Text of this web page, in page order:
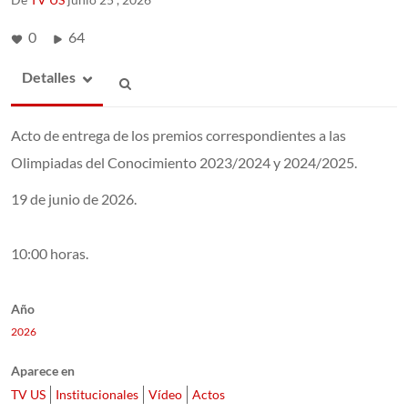
0 64
Detalles
Acto de entrega de los premios correspondientes a las
Olimpiadas del Conocimiento 2023/2024 y 2024/2025.
19 de junio de 2026.
10:00 horas.
Año
2026
Aparece en
TV US
Institucionales Vídeo Actos